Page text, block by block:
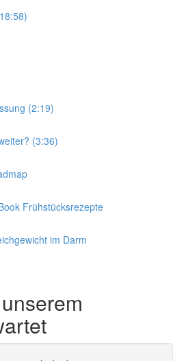
(2:19)
(3:36)
Frühstücksrezepte
im Darm